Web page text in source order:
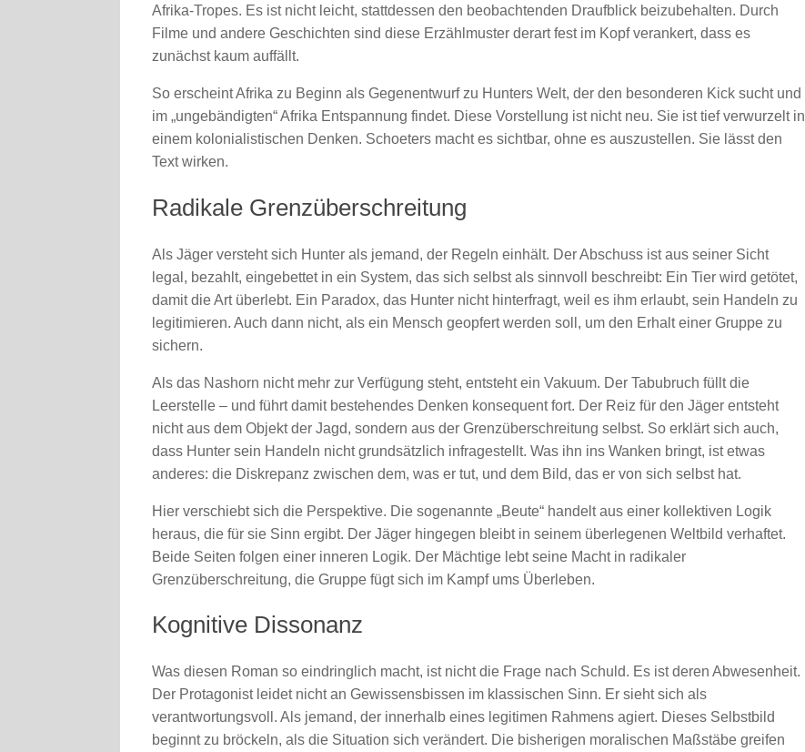
Afrika-Tropes. Es ist nicht leicht, stattdessen den beobachtenden Draufblick beizubehalten. Durch
Filme und andere Geschichten sind diese Erzählmuster derart fest im Kopf verankert, dass es
zunächst kaum auffällt.
So erscheint Afrika zu Beginn als Gegenentwurf zu Hunters Welt, der den besonderen Kick sucht und
im „ungebändigten“ Afrika Entspannung findet. Diese Vorstellung ist nicht neu. Sie ist tief verwurzelt in
einem kolonialistischen Denken. Schoeters macht es sichtbar, ohne es auszustellen. Sie lässt den
Text wirken.
Radikale Grenzüberschreitung
Als Jäger versteht sich Hunter als jemand, der Regeln einhält. Der Abschuss ist aus seiner Sicht
legal, bezahlt, eingebettet in ein System, das sich selbst als sinnvoll beschreibt: Ein Tier wird getötet,
damit die Art überlebt. Ein Paradox, das Hunter nicht hinterfragt, weil es ihm erlaubt, sein Handeln zu
legitimieren. Auch dann nicht, als ein Mensch geopfert werden soll, um den Erhalt einer Gruppe zu
sichern.
Als das Nashorn nicht mehr zur Verfügung steht, entsteht ein Vakuum. Der Tabubruch füllt die
Leerstelle – und führt damit bestehendes Denken konsequent fort. Der Reiz für den Jäger entsteht
nicht aus dem Objekt der Jagd, sondern aus der Grenzüberschreitung selbst. So erklärt sich auch,
dass Hunter sein Handeln nicht grundsätzlich infragestellt. Was ihn ins Wanken bringt, ist etwas
anderes: die Diskrepanz zwischen dem, was er tut, und dem Bild, das er von sich selbst hat.
Hier verschiebt sich die Perspektive. Die sogenannte „Beute“ handelt aus einer kollektiven Logik
heraus, die für sie Sinn ergibt. Der Jäger hingegen bleibt in seinem überlegenen Weltbild verhaftet.
Beide Seiten folgen einer inneren Logik. Der Mächtige lebt seine Macht in radikaler
Grenzüberschreitung, die Gruppe fügt sich im Kampf ums Überleben.
Kognitive Dissonanz
Was diesen Roman so eindringlich macht, ist nicht die Frage nach Schuld. Es ist deren Abwesenheit.
Der Protagonist leidet nicht an Gewissensbissen im klassischen Sinn. Er sieht sich als
verantwortungsvoll. Als jemand, der innerhalb eines legitimen Rahmens agiert. Dieses Selbstbild
beginnt zu bröckeln, als die Situation sich verändert. Die bisherigen moralischen Maßstäbe greifen